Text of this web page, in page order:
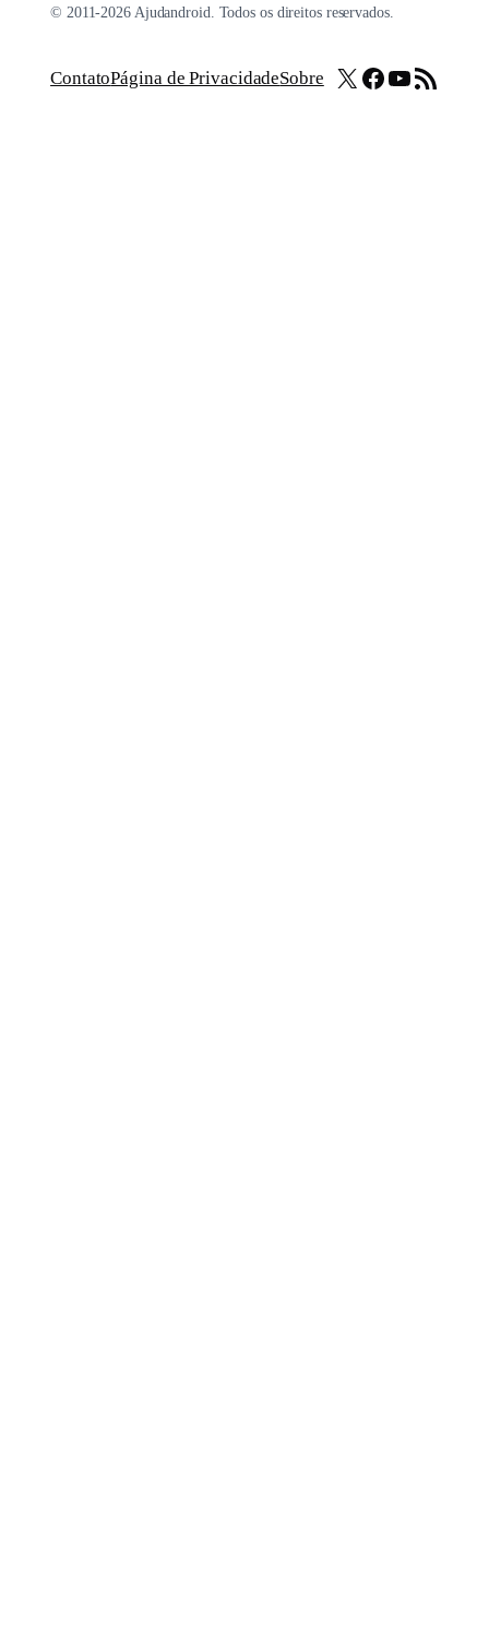
© 2011-2026 Ajudandroid. Todos os direitos reservados.
ContatoPágina de PrivacidadeSobre X Facebook
Youtube
Feed RSS